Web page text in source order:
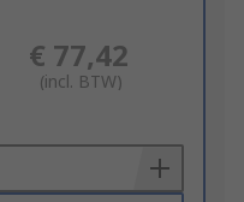
€ 77,42
(incl. BTW)